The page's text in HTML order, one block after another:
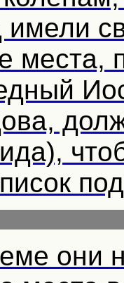
имели
места,
они